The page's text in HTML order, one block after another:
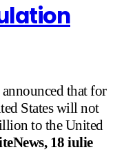
that for
States will not
to the United
18 iulie